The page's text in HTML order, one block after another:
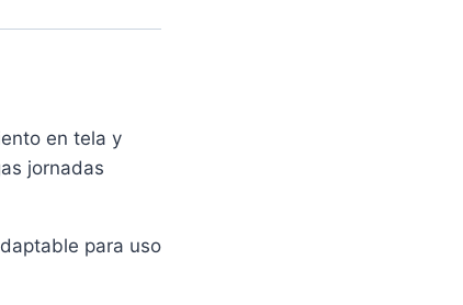
en tela y
jornadas
para uso